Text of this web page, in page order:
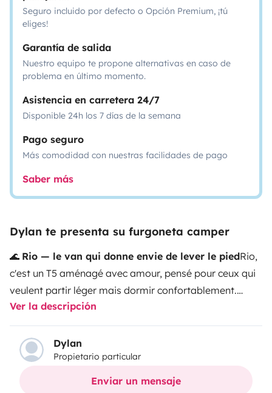
Seguro incluido por defecto o Opción Premium, ¡tú
eliges!
Garantía de salida
Nuestro equipo te propone alternativas en caso de
problema en último momento.
Asistencia en carretera 24/7
Disponible 24h los 7 días de la semana
Pago seguro
Más comodidad con nuestras facilidades de pago
Saber más
Dylan te presenta su furgoneta camper
🌊 Rio — le van qui donne envie de lever le piedRio,
c'est un T5 aménagé avec amour, pensé pour ceux qui
veulent partir léger mais dormir confortablement.
Discret, compact, facile à conduire — il se glisse
partout où l'aventure vous emmène.🛞Sur la routeRio
se conduit avec un simple permis B. Ses 1,90 m de
hauteur lui permettent de passer partout en toute
discrétion — parking de plage inclus — tout en restant
Ver la descripción
Dylan
Propietario particular
Enviar un mensaje